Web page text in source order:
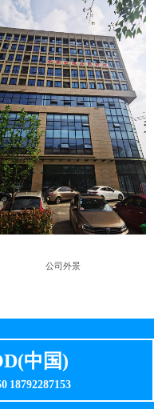
公司外景
中国)
18792287153